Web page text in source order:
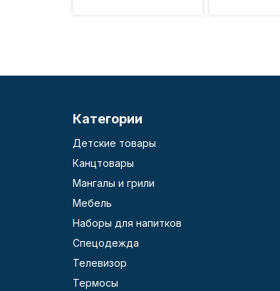
Категории
Детские товары
Канцтовары
Мангалы и грили
Мебель
Наборы для напитков
Спецодежда
Телевизор
Термосы